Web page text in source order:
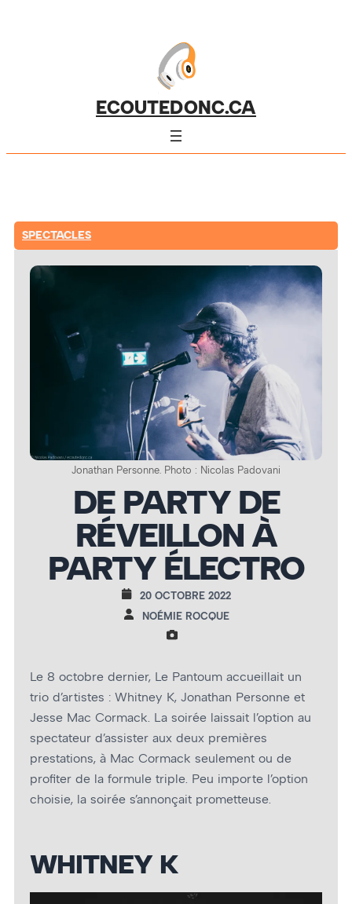
ECOUTEDONC.CA
SPECTACLES
Jonathan Personne. Photo : Nicolas Padovani
DE PARTY DE
RÉVEILLON À
PARTY ÉLECTRO
20 OCTOBRE 2022
NOÉMIE ROCQUE
Le 8 octobre dernier, Le Pantoum accueillait un
trio d’artistes : Whitney K, Jonathan Personne et
Jesse Mac Cormack. La soirée laissait l’option au
spectateur d’assister aux deux premières
prestations, à Mac Cormack seulement ou de
profiter de la formule triple. Peu importe l’option
choisie, la soirée s’annonçait prometteuse.
WHITNEY K